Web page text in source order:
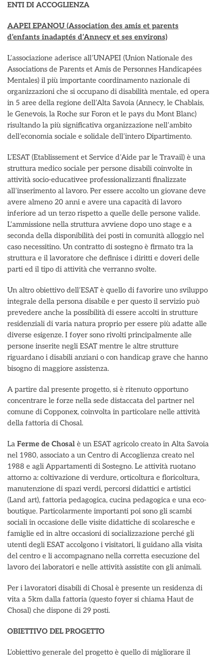
ENTI DI ACCOGLIENZA
AAPEI EPANOU (Association des amis et parents
d’enfants inadaptés d’Annecy et ses environs)
L’associazione aderisce all’UNAPEI (Union Nationale des
Associations de Parents et Amis de Personnes Handicapées
Mentales) il più importante coordinamento nazionale di
organizzazioni che si occupano di disabilità mentale, ed opera
in 5 aree della regione dell’Alta Savoia (Annecy, le Chablais,
le Genevois, la Roche sur Foron et le pays du Mont Blanc)
risultando la più significativa organizzazione nell’ambito
dell’economia sociale e solidale dell’intero Dipartimento.
L’ESAT (Etablissement et Service d’Aide par le Travail) è una
struttura medico sociale per persone disabili coinvolte in
attività socio-educativee professionalizzanti finalizzate
all’inserimento al lavoro. Per essere accolto un giovane deve
avere almeno 20 anni e avere una capacità di lavoro
inferiore ad un terzo rispetto a quelle delle persone valide.
L’ammissione nella struttura avviene dopo uno stage e a
seconda della disponibilità dei posti in comunità alloggio nel
caso necessitino. Un contratto di sostegno è firmato tra la
struttura e il lavoratore che definisce i diritti e doveri delle
parti ed il tipo di attività che verranno svolte.
Un altro obiettivo dell’ESAT è quello di favorire uno sviluppo
integrale della persona disabile e per questo il servizio può
prevedere anche la possibilità di essere accolti in strutture
residenziali di varia natura proprio per essere più adatte alle
diverse esigenze. I foyer sono rivolti principalmente alle
persone inserite negli ESAT mentre le altre strutture
riguardano i disabili anziani o con handicap grave che hanno
bisogno di maggiore assistenza.
A partire dal presente progetto, si è ritenuto opportuno
concentrare le forze nella sede distaccata del partner nel
comune di Copponex, coinvolta in particolare nelle attività
della fattoria di Chosal.
La Ferme de Chosal è un ESAT agricolo creato in Alta Savoia
nel 1980, associato a un Centro di Accoglienza creato nel
1988 e agli Appartamenti di Sostegno. Le attività ruotano
attorno a: coltivazione di verdure, orticoltura e floricoltura,
manutenzione di spazi verdi, percorsi didattici e artistici
(Land art), fattoria pedagogica, cucina pedagogica e una eco-
boutique. Particolarmente importanti poi sono gli scambi
sociali in occasione delle visite didattiche di scolaresche e
famiglie ed in altre occasioni di socializzazione perché gli
utenti degli ESAT accolgono i visitatori, li guidano alla visita
del centro e li accompagnano nella corretta esecuzione del
lavoro dei laboratori e nelle attività assistite con gli animali.
Per i lavoratori disabili di Chosal è presente un residenza di
vita a 5km dalla fattoria (questo foyer si chiama Haut de
Chosal) che dispone di 29 posti.
OBIETTIVO DEL PROGETTO
L’obiettivo generale del progetto è quello di migliorare il